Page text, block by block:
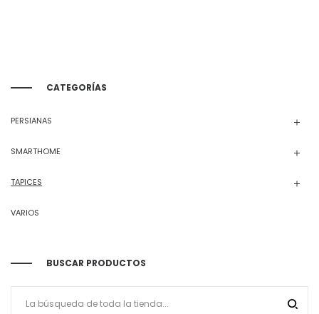
CATEGORÍAS
PERSIANAS
SMARTHOME
TAPICES
VARIOS
BUSCAR PRODUCTOS